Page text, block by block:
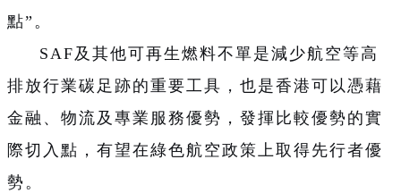
點”。
SAF及其他可再生燃料不單是減少航空等高
排放行業碳足跡的重要工具，也是香港可以憑藉
金融、物流及專業服務優勢，發揮比較優勢的實
際切入點，有望在綠色航空政策上取得先行者優
勢。